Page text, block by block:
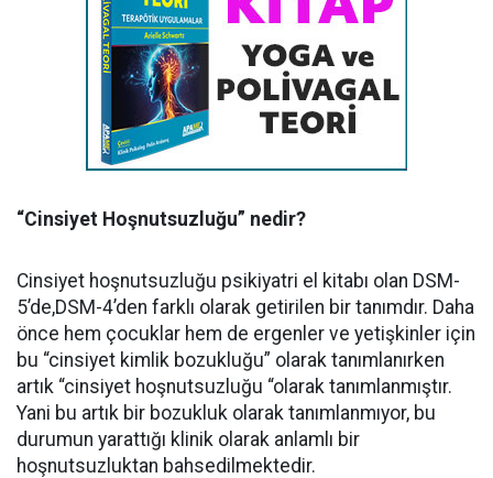
“Cinsiyet Hoşnutsuzluğu” nedir?
Cinsiyet hoşnutsuzluğu psikiyatri el kitabı olan DSM-
5’de,DSM-4’den farklı olarak getirilen bir tanımdır. Daha
önce hem çocuklar hem de ergenler ve yetişkinler için
bu “cinsiyet kimlik bozukluğu” olarak tanımlanırken
artık “cinsiyet hoşnutsuzluğu “olarak tanımlanmıştır.
Yani bu artık bir bozukluk olarak tanımlanmıyor, bu
durumun yarattığı klinik olarak anlamlı bir
hoşnutsuzluktan bahsedilmektedir.